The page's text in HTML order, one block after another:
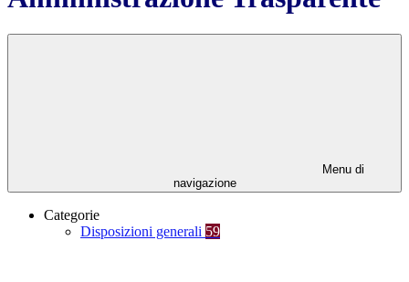
Menu di
navigazione
Categorie
Disposizioni generali 59